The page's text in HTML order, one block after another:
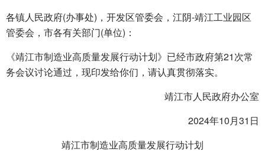
各镇人民政府(办事处)，开发区管委会，江阴-靖江工业园区
管委会，市各有关部门(单位)：
《靖江市制造业高质量发展行动计划》已经市政府第21次常
务会议讨论通过，现印发给你们，请认真贯彻落实。
靖江市人民政府办公室
2024年10月31日
靖江市制造业高质量发展行动计划